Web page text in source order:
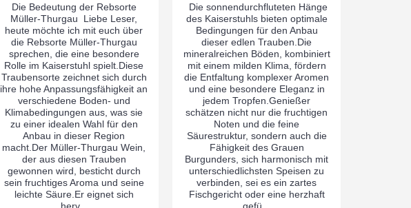
Die Bedeutung der Rebsorte
Müller-Thurgau Liebe Leser,
heute möchte ich mit euch über
die Rebsorte Müller-Thurgau
sprechen, die eine besondere
Rolle im Kaiserstuhl spielt.Diese
Traubensorte zeichnet sich durch
ihre hohe Anpassungsfähigkeit an
verschiedene Boden- und
Klimabedingungen aus, was sie
zu einer idealen Wahl für den
Anbau in dieser Region
macht.Der Müller-Thurgau Wein,
der aus diesen Trauben
gewonnen wird, besticht durch
sein fruchtiges Aroma und seine
leichte Säure.Er eignet sich
Die sonnendurchfluteten Hänge
des Kaiserstuhls bieten optimale
Bedingungen für den Anbau
dieser edlen Trauben.Die
mineralreichen Böden, kombiniert
mit einem milden Klima, fördern
die Entfaltung komplexer Aromen
und eine besondere Eleganz in
jedem Tropfen.Genießer
schätzen nicht nur die fruchtigen
Noten und die feine
Säurestruktur, sondern auch die
Fähigkeit des Grauen
Burgunders, sich harmonisch mit
unterschiedlichsten Speisen zu
verbinden, sei es ein zartes
Fischgericht oder eine herzhaft